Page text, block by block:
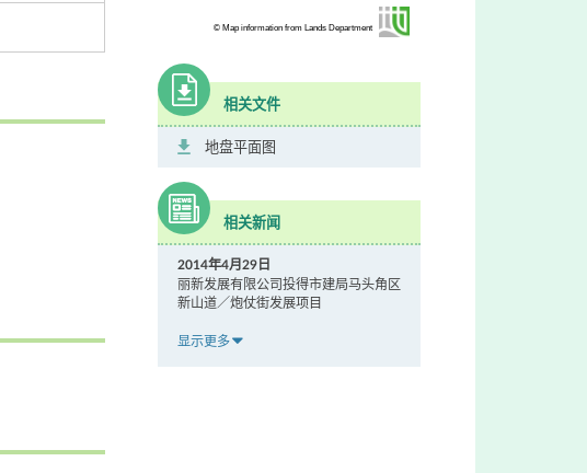
© Map information from Lands Department
相关文件
地盘平面图
相关新闻
2014年4月29日
丽新发展有限公司投得市建局马头角区
新山道／炮仗街发展项目
显示更多